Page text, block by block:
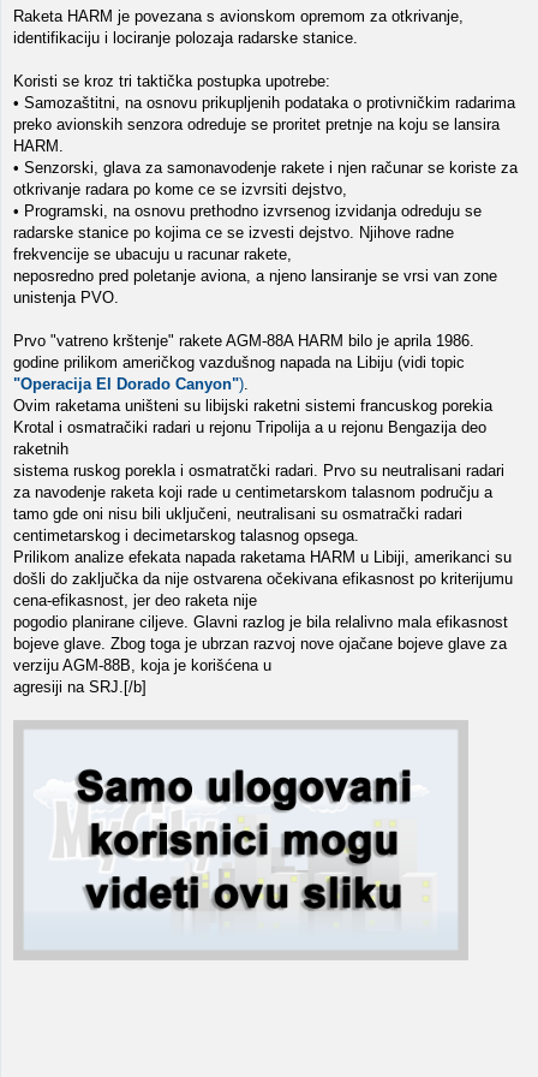
Raketa HARM je povezana s avionskom opremom za otkrivanje,
identifikaciju i lociranje polozaja radarske stanice.
Koristi se kroz tri taktička postupka upotrebe:
• Samozaštitni, na osnovu prikupljenih podataka o protivničkim radarima
preko avionskih senzora odreduje se proritet pretnje na koju se lansira
HARM.
• Senzorski, glava za samonavodenje rakete i njen računar se koriste za
otkrivanje radara po kome ce se izvrsiti dejstvo,
• Programski, na osnovu prethodno izvrsenog izvidanja odreduju se
radarske stanice po kojima ce se izvesti dejstvo. Njihove radne
frekvencije se ubacuju u racunar rakete,
neposredno pred poletanje aviona, a njeno lansiranje se vrsi van zone
unistenja PVO.
Prvo "vatreno krštenje" rakete AGM-88A HARM bilo je aprila 1986.
godine prilikom američkog vazdušnog napada na Libiju (vidi topic
"Operacija El Dorado Canyon").
Ovim raketama uništeni su libijski raketni sistemi francuskog porekia
Krotal i osmatračiki radari u rejonu Tripolija a u rejonu Bengazija deo
raketnih
sistema ruskog porekla i osmatratčki radari. Prvo su neutralisani radari
za navodenje raketa koji rade u centimetarskom talasnom području a
tamo gde oni nisu bili uključeni, neutralisani su osmatrački radari
centimetarskog i decimetarskog talasnog opsega.
Prilikom analize efekata napada raketama HARM u Libiji, amerikanci su
došli do zaključka da nije ostvarena očekivana efikasnost po kriterijumu
cena-efikasnost, jer deo raketa nije
pogodio planirane ciljeve. Glavni razlog je bila relalivno mala efikasnost
bojeve glave. Zbog toga je ubrzan razvoj nove ojačane bojeve glave za
verziju AGM-88B, koja je korišćena u
agresiji na SRJ.[/b]